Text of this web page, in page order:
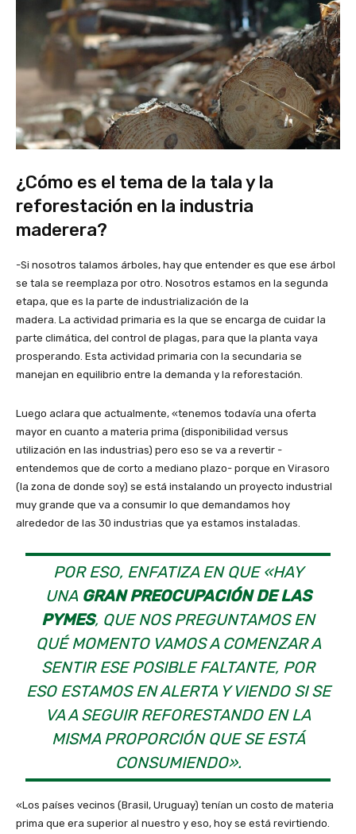
¿Cómo es el tema de la tala y la
reforestación en la industria
maderera?
-Si nosotros talamos árboles, hay que entender es que ese árbol
se tala se reemplaza por otro. Nosotros estamos en la segunda
etapa, que es la parte de industrialización de la
madera. La actividad primaria es la que se encarga de cuidar la
parte climática, del control de plagas, para que la planta vaya
prosperando. Esta actividad primaria con la secundaria se
manejan en equilibrio entre la demanda y la reforestación.
Luego aclara que actualmente, «tenemos todavía una oferta
mayor en cuanto a materia prima (disponibilidad versus
utilización en las industrias) pero eso se va a revertir -
entendemos que de corto a mediano plazo- porque en Virasoro
(la zona de donde soy) se está instalando un proyecto industrial
muy grande que va a consumir lo que demandamos hoy
alrededor de las 30 industrias que ya estamos instaladas.
POR ESO, ENFATIZA EN QUE «HAY
UNA GRAN PREOCUPACIÓN DE LAS
PYMES, QUE NOS PREGUNTAMOS EN
QUÉ MOMENTO VAMOS A COMENZAR A
SENTIR ESE POSIBLE FALTANTE, POR
ESO ESTAMOS EN ALERTA Y VIENDO SI SE
VA A SEGUIR REFORESTANDO EN LA
MISMA PROPORCIÓN QUE SE ESTÁ
CONSUMIENDO».
«Los países vecinos (Brasil, Uruguay) tenían un costo de materia
prima que era superior al nuestro y eso, hoy se está revirtiendo.